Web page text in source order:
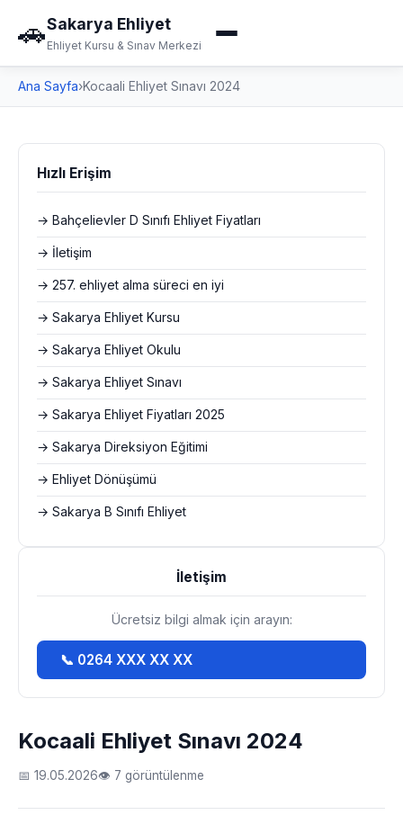
🚗Sakarya Ehliyet
Ehliyet Kursu & Sınav Merkezi
Ana Sayfa›Kocaali Ehliyet Sınavı 2024
Kocaali Ehliyet Sınavı 2024
📅 19.05.2026👁 7 görüntülenme
Hızlı Erişim
→ Bahçelievler D Sınıfı Ehliyet Fiyatları
→ İletişim
→ 257. ehliyet alma süreci en iyi
→ Sakarya Ehliyet Kursu
→ Sakarya Ehliyet Okulu
→ Sakarya Ehliyet Sınavı
→ Sakarya Ehliyet Fiyatları 2025
→ Sakarya Direksiyon Eğitimi
→ Ehliyet Dönüşümü
→ Sakarya B Sınıfı Ehliyet
İletişim
Ücretsiz bilgi almak için arayın:
📞 0264 XXX XX XX